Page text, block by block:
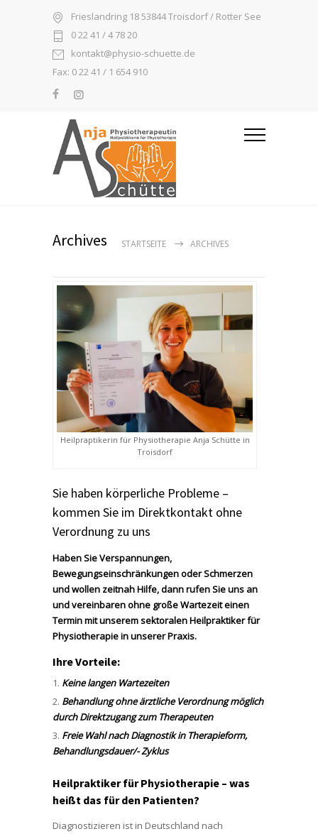
Frieslandring 18 53844 Troisdorf / Rotter See
0 22 41 / 4 78 20
kontakt@physio-schuette.de
Fax: 0 22 41 / 1 654 910
Archives STARTSEITE ARCHIVES
Heilpraptikerin für Physiotherapie Anja Schütte in
Troisdorf
Sie haben körperliche Probleme –
kommen Sie im Direktkontakt ohne
Verordnung zu uns
Haben Sie Verspannungen,
Bewegungseinschränkungen oder Schmerzen
und wollen zeitnah Hilfe, dann rufen Sie uns an
und vereinbaren ohne große Wartezeit einen
Termin mit unserem sektoralen Heilpraktiker für
Physiotherapie in unserer Praxis.
Ihre Vorteile:
Keine langen Wartezeiten
Behandlung ohne ärztliche Verordnung möglich
durch Direktzugang zum Therapeuten
Freie Wahl nach Diagnostik in Therapieform,
Behandlungsdauer/- Zyklus
Heilpraktiker für Physiotherapie – was
heißt das für den Patienten?
Diagnostizieren ist in Deutschland nach